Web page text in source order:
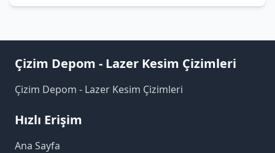
Çizim Depom - Lazer Kesim Çizimleri
Çizim Depom - Lazer Kesim Çizimleri
Hızlı Erişim
Ana Sayfa